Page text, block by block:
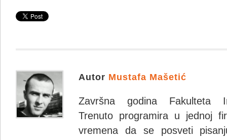
Autor Mustafa Mašetić
Završna godina Fakulteta
Trenuto programira u jednoj
vremena da se posveti